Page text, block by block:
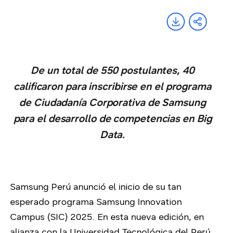
De un total de 550 postulantes, 40
calificaron para inscribirse en el programa
de Ciudadanía Corporativa de Samsung
para el desarrollo de competencias en Big
Data.
Samsung Perú anunció el inicio de su tan
esperado programa Samsung Innovation
Campus (SIC) 2025. En esta nueva edición, en